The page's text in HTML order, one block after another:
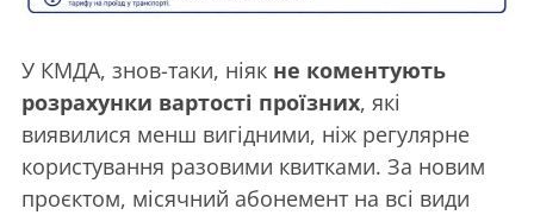
У КМДА, знов-таки, ніяк не коментують
розрахунки вартості проїзних, які
виявилися менш вигідними, ніж регулярне
користування разовими квитками. За новим
проєктом, місячний абонемент на всі види